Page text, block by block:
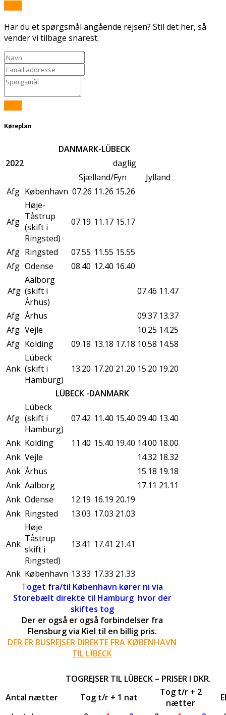
Har du et spørgsmål angående rejsen? Stil det her, så
vender vi tilbage snarest.
Køreplan
DANMARK-LÜBECK
2022
daglig
Sjælland/Fyn
Jylland
Afg København 07.26 11.26 15.26
Afg
Høje-
Tåstrup
(skift i
Ringsted)
07.19 11.17 15.17
Afg Ringsted 07.55 11.55 15.55
Afg Odense 08.40 12.40 16.40
Afg
Aalborg
(skift i
Århus)
07.46 11.47
Afg Århus 09.37 13.37
Afg Vejle 10.25 14.25
Afg Kolding 09.18 13.18 17.18 10.58 14.58
Ank
Lübeck
(skift i
Hamburg)
13.20 17.20 21.20 15.20 19.20
LÜBECK -DANMARK
Afg
Lübeck
(skift i
Hamburg)
07.42 11.40 15.40 09.40 13.40
Ank Kolding 11.40 15.40 19.40 14.00 18.00
Ank Vejle 14.32 18.32
Ank Århus 15.18 19.18
Ank Aalborg 17.11 21.11
Ank Odense 12.19 16.19 20.19
Ank Ringsted 13.03 17.03 21.03
Ank
Høje
Tåstrup
skift i
Ringsted)
13.41 17.41 21.41
Ank København 13.33 17.33 21.33
Toget fra/til København kører ni via
Storebælt direkte til Hamburg hvor der
skiftes tog
Der er også er også forbindelser fra
Flensburg via Kiel til en billig pris.
DER ER BUSREJSER DIREKTE FRA KØBENHAVN
TIL LÏBECK
TOGREJSER TIL LÜBECK – PRISER I DKR.
Antal nætter
Tog t/r + 1 nat
Tog t/r + 2
nætter